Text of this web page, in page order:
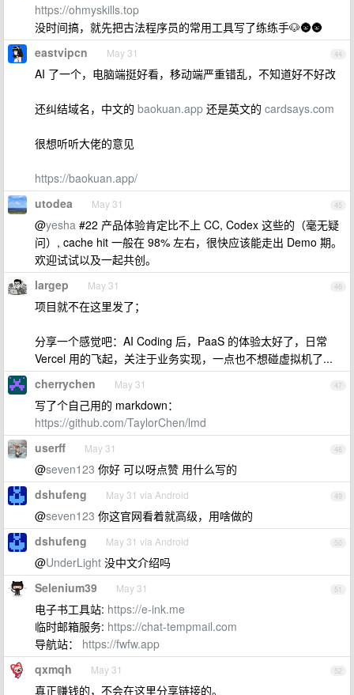
https://ohmyskills.top
没时间搞，就先把古法程序员的常用工具写了练练手🐶🌚🌚
44
eastvipcn May 31
AI 了一个，电脑端挺好看，移动端严重错乱，不知道好不好改
还纠结域名，中文的 baokuan.app 还是英文的 cardsays.com
很想听听大佬的意见
https://baokuan.app/
45
utodea May 31
@yesha #22 产品体验肯定比不上 CC, Codex 这些的（毫无疑
问）, cache hit 一般在 98% 左右，很快应该能走出 Demo 期。
欢迎试试以及一起共创。
46
largep May 31
项目就不在这里发了；
分享一个感觉吧：AI Coding 后，PaaS 的体验太好了，日常
Vercel 用的飞起，关注于业务实现，一点也不想碰虚拟机了...
47
cherrychen May 31
写了个自己用的 markdown：
https://github.com/TaylorChen/lmd
48
userff May 31
@seven123 你好 可以呀点赞 用什么写的
49
dshufeng May 31 via Android
@seven123 你这官网看着就高级，用啥做的
50
dshufeng May 31 via Android
@UnderLight 没中文介绍吗
51
Selenium39 May 31
电子书工具站: https://e-ink.me
临时邮箱服务: https://chat-tempmail.com
导航站： https://fwfw.app
52
qxmqh May 31
真正赚钱的，不会在这里分享链接的。